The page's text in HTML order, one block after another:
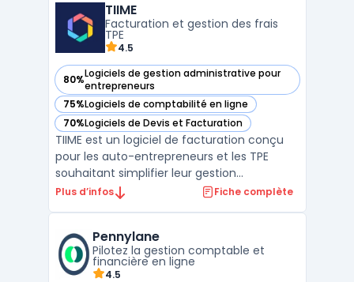
la création de bilans comptables certifiés.
Fort de plus de ...
TIIME
Facturation et gestion des frais
TPE
4.5
80%Logiciels de gestion administrative pour
entrepreneurs
— voir TIIME dans cette catégorie
75%Logiciels de comptabilité en ligne
— voir TIIME dans cette catégorie
70%Logiciels de Devis et Facturation
— voir TIIME dans cette catégorie
TIIME est un logiciel de facturation conçu
pour les auto-entrepreneurs et les TPE
souhaitant simplifier leur gestion
administrative. Cette solution permet de
conformité légale des documents émis.
Grâce à son interface intui ...
Plus d’infos Fiche complète
Pennylane
Pilotez la gestion comptable et
financière en ligne
4.5